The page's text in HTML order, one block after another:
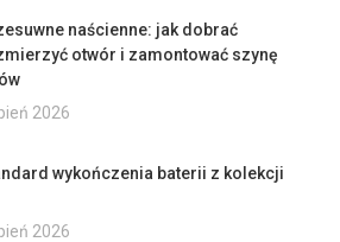
naścienne: jak dobrać
otwór i zamontować szynę
2026
wykończenia baterii z kolekcji
2026